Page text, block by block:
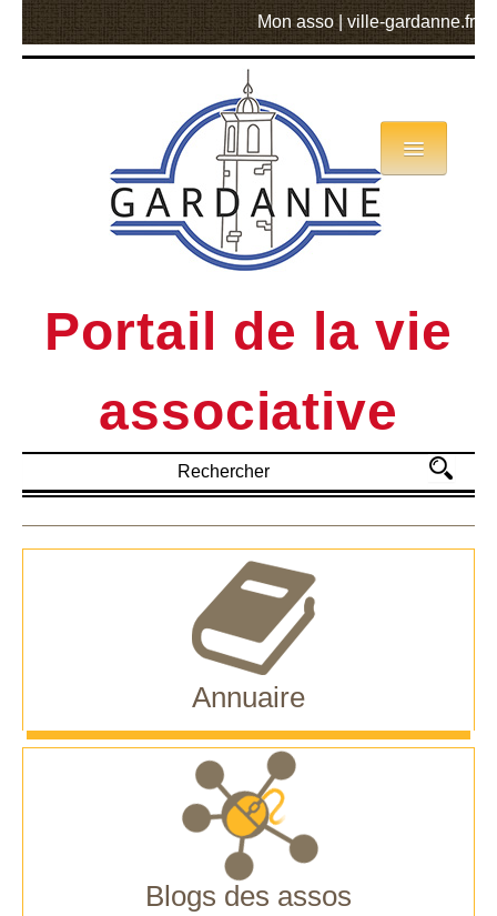
Mon asso ville-gardanne.fr
Portail de la vie
associative
Annuaire
Actualités
MVA
Annuaire
Blogs des assos